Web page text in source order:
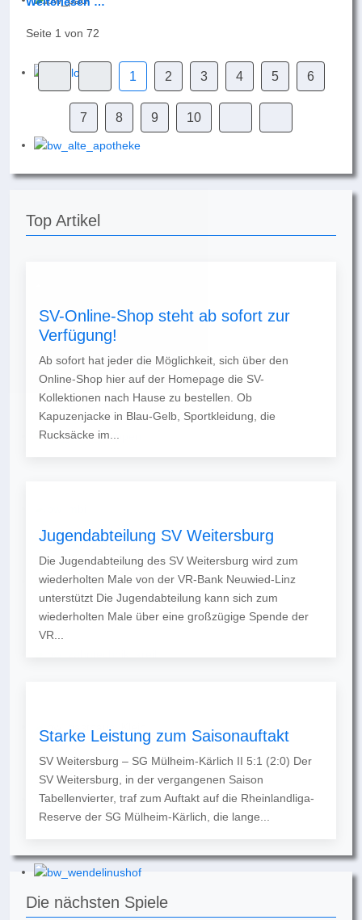
Seite 1 von 72
1 2 3 4 5 6
7 8 9 10
Top Artikel
SV-Online-Shop steht ab sofort zur
Verfügung!
Ab sofort hat jeder die Möglichkeit, sich über den
Online-Shop hier auf der Homepage die SV-
Kollektionen nach Hause zu bestellen. Ob
Kapuzenjacke in Blau-Gelb, Sportkleidung, die
Rucksäcke im...
Jugendabteilung SV Weitersburg
Die Jugendabteilung des SV Weitersburg wird zum
wiederholten Male von der VR-Bank Neuwied-Linz
unterstützt Die Jugendabteilung kann sich zum
wiederholten Male über eine großzügige Spende der
VR...
Starke Leistung zum Saisonauftakt
SV Weitersburg – SG Mülheim-Kärlich II 5:1 (2:0) Der
SV Weitersburg, in der vergangenen Saison
Tabellenvierter, traf zum Auftakt auf die Rheinlandliga-
Reserve der SG Mülheim-Kärlich, die lange...
Die nächsten Spiele